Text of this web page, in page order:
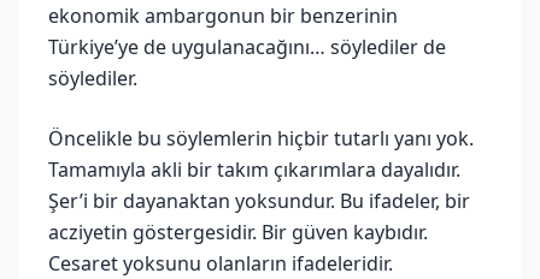
ekonomik ambargonun bir benzerinin
Türkiye’ye de uygulanacağını… söylediler de
söylediler.
Öncelikle bu söylemlerin hiçbir tutarlı yanı yok.
Tamamıyla akli bir takım çıkarımlara dayalıdır.
Şer’i bir dayanaktan yoksundur. Bu ifadeler, bir
acziyetin göstergesidir. Bir güven kaybıdır.
Cesaret yoksunu olanların ifadeleridir.